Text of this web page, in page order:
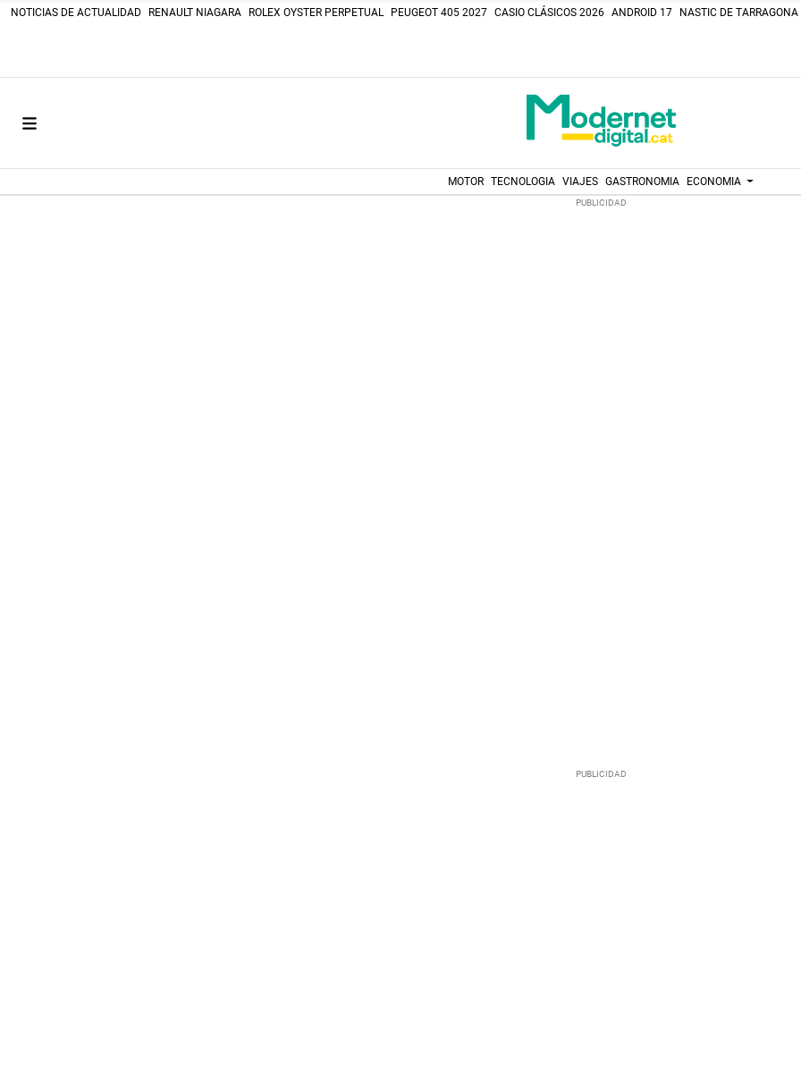
NOTICIAS DE ACTUALIDAD RENAULT NIAGARA ROLEX OYSTER PERPETUAL PEUGEOT 405 2027 CASIO CLÁSICOS 2026 ANDROID 17 NASTIC DE TARRAGONA
MOTOR TECNOLOGIA VIAJES GASTRONOMIA ECONOMIA